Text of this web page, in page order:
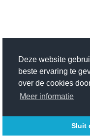
Deze website
beste ervaring te
over de cookies
Meer informatie
Sluit